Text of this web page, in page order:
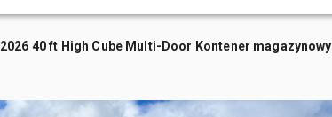
2026 40 ft High Cube Multi-Door Kontener magazynowy